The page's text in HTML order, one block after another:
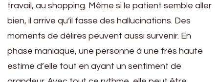
travail, au shopping. Même si le patient semble aller
bien, il arrive qu’il fasse des hallucinations. Des
moments de délires peuvent aussi survenir. En
phase maniaque, une personne à une très haute
estime d’elle tout en ayant un sentiment de